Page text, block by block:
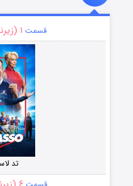
قسمت ۱ (زیرنویس)
تد